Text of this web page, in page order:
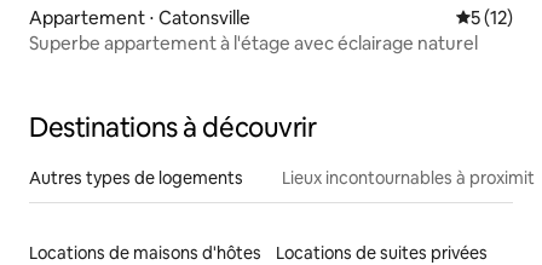
Appartement ⋅ Catonsville
5 (12)
Superbe appartement à l'étage avec éclairage naturel
Destinations à découvrir
Autres types de logements Lieux incontournables à
Locations de maisons d'hôtes
Locations de suites privées